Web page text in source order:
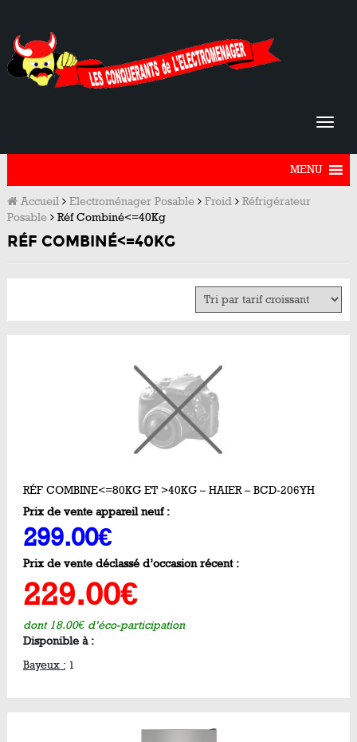
MENU
Accueil Electroménager Posable Froid
Réfrigérateur
Posable
Réf Combiné<=40Kg
RÉF COMBINÉ<=40KG
RÉF COMBINE<=80KG ET >40KG – HAIER – BCD-206YH
Prix de vente appareil neuf :
299.00€
Prix de vente déclassé d’occasion récent :
229.00€
dont 18.00€ d’éco-participation
Disponible à :
Bayeux : 1